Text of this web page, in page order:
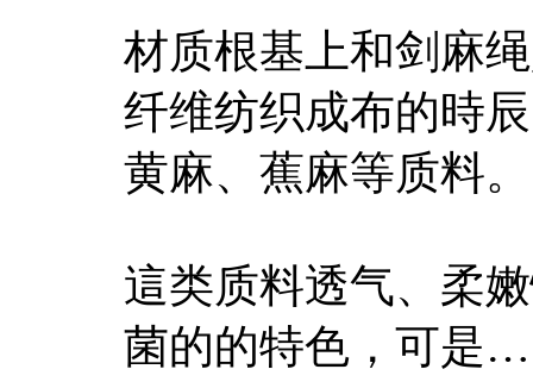
材质根基上和剑麻
纤维纺织成布的時
黄麻、蕉麻等质料。
這类质料透气、柔
菌的的特色，可是